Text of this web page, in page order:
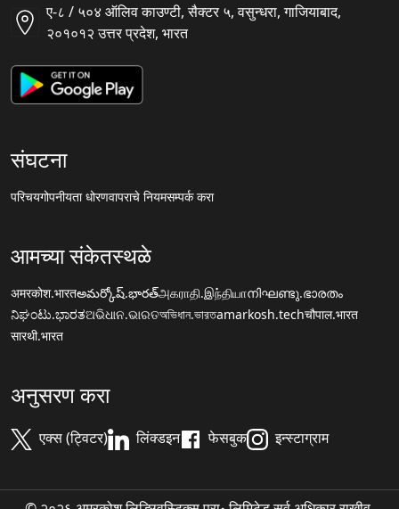
ए-८ / ५०४ ऑलिव काउण्टी, सैक्टर ५, वसुन्धरा, गाजियाबाद,
२०१०१२ उत्तर प्रदेश, भारत
संघटना
परिचयगोपनीयता धोरणवापराचे नियमसम्पर्क करा
आमच्या संकेतस्थळे
अमरकोश.भारतఅమర్కోష్.భారత్அகராதி.இந்தியாനിഘണ്ടു.ഭാരതം
ನಿಘಂಟು.ಭಾರತଅଭିଧାନ.ଭାରତঅভিধান.ভারতamarkosh.techचौपाल.भारत
सारथी.भारत
अनुसरण करा
एक्स (ट्विटर) लिंक्डइन फेसबुक इन्स्टाग्राम